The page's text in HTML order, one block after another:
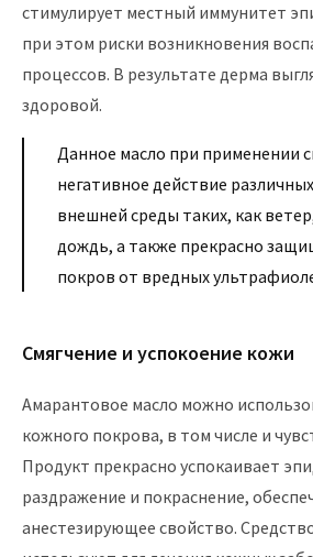
стимулирует местный иммунитет
при этом риски возникновения
процессов. В результате дерма
здоровой.
Данное масло при применении
негативное действие
внешней среды таких, как
дождь, а также прекрасно
покров от вредных
Смягчение и успокоение кожи
Амарантовое масло можно
кожного покрова, в том числе и
Продукт прекрасно успокаивает
раздражение и покраснение,
анестезирующее свойство.